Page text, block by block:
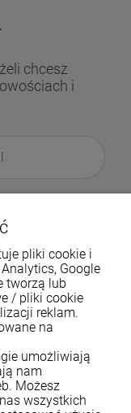
chcesz
i
pliki cookie i
Google
tworzą lub
/ pliki cookie
reklam.
na
umożliwiają
nam
Możesz
wszystkich